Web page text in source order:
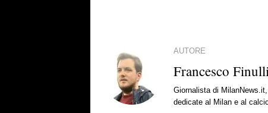
AUTORE
Francesco Finulli
Giornalista di
dedicate al Milan e al